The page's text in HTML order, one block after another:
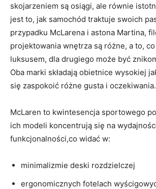
skojarzeniem są osiągi, ale równie
jest to, jak samochód traktuje swoich
przypadku McLarena i astona Martina,
projektowania wnętrza są różne, a to,
luksusem, dla drugiego może być
Oba marki składają obietnice wysokiej
się zaspokoić różne gusta i oczekiwania.
McLaren to kwintesencja sportowego
ich modeli koncentrują się na
funkcjonalności,co widać w:
minimalizmie deski rozdzielczej
ergonomicznych fotelach